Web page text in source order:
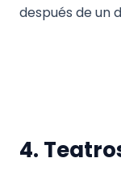
después de un
4.